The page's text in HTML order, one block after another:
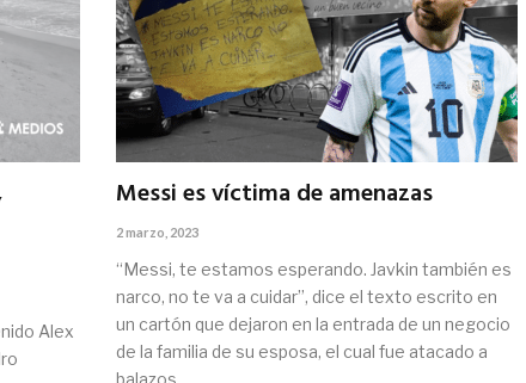
Alex
Messi es víctima de amenazas
2 marzo, 2023
“Messi, te estamos esperando. Javkin también es
narco, no te va a cuidar”, dice el texto escrito en
un cartón que dejaron en la entrada de un negocio
de la familia de su esposa, el cual fue atacado a
balazos.